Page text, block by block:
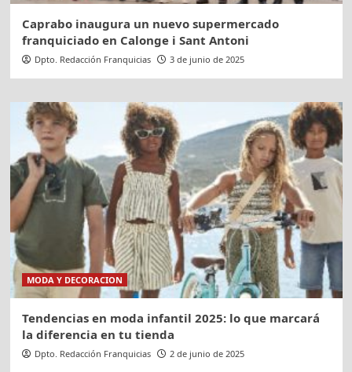
Caprabo inaugura un nuevo supermercado
franquiciado en Calonge i Sant Antoni
Dpto. Redacción Franquicias 3 de junio de 2025
MODA Y DECORACION
Tendencias en moda infantil 2025: lo que marcará
la diferencia en tu tienda
Dpto. Redacción Franquicias 2 de junio de 2025